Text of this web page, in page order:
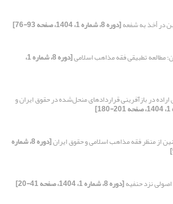
در أخذ به شفعه[دوره 8، شماره 1، 1404، صفحه 93-76]
مطالعه تطبیقی فقه مذاهب اسلامی [دوره 8، شماره 1،
اراده در بازآفرینی قراردادهای منحل‌شده در حقوق ایران و
از منظر فقه مذاهب اسلامی و حقوق ایران [دوره 8، شماره
نزد حنفیه[دوره 8، شماره 1، 1404، صفحه 41-20]